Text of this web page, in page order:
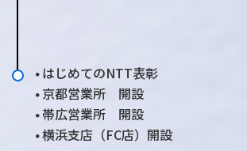
● はじめてのNTT表彰
● 京都営業所 開設
● 帯広営業所 開設
● 横浜支店（FC店）開設